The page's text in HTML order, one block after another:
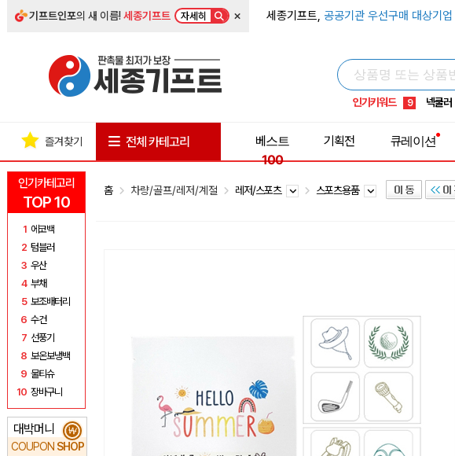
기프트인포의 새 이름!세종기프트 자세히 × 세종기프트, 공공기관 우선구매 대상기업
인기키워드
5 키캡
8 쿨토시
9 넥쿨러
1 선풍기
인기카테고리
TOP 10
1 에코백
2 텀블러
3 우산
4 부채
5 보조배터리
6 수건
7 선풍기
8 보온보냉백
9 물티슈
10 장바구니
대박머니
COUPON SHOP
₩
즐겨찾기 전체 카테고리
베스트
100
기획전 큐레이션
홈 차량/골프/레저/계절 레저/스포츠 스포츠용품